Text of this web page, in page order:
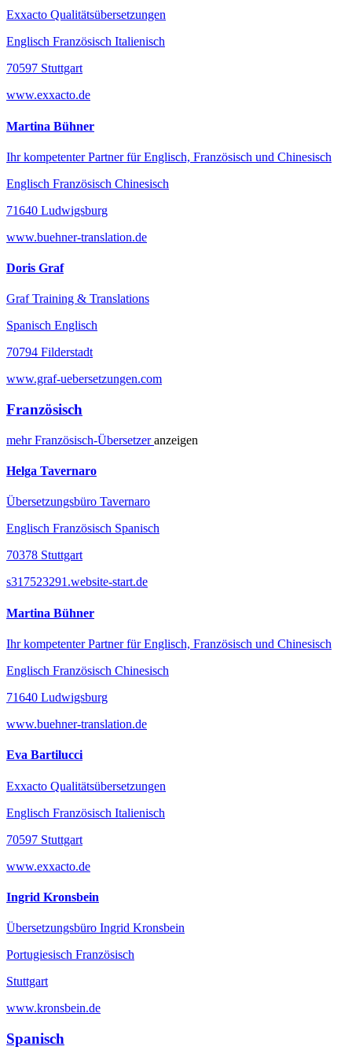
Exxacto Qualitätsübersetzungen
Englisch Französisch Italienisch
70597 Stuttgart
www.exxacto.de
Martina Bühner
Ihr kompetenter Partner für Englisch, Französisch und Chinesisch
Englisch Französisch Chinesisch
71640 Ludwigsburg
www.buehner-translation.de
Doris Graf
Graf Training & Translations
Spanisch Englisch
70794 Filderstadt
www.graf-uebersetzungen.com
Französisch
mehrFranzösisch-Übersetzeranzeigen
Helga Tavernaro
Übersetzungsbüro Tavernaro
Englisch Französisch Spanisch
70378 Stuttgart
s317523291.website-start.de
Martina Bühner
Ihr kompetenter Partner für Englisch, Französisch und Chinesisch
Englisch Französisch Chinesisch
71640 Ludwigsburg
www.buehner-translation.de
Eva Bartilucci
Exxacto Qualitätsübersetzungen
Englisch Französisch Italienisch
70597 Stuttgart
www.exxacto.de
Ingrid Kronsbein
Übersetzungsbüro Ingrid Kronsbein
Portugiesisch Französisch
Stuttgart
www.kronsbein.de
Spanisch